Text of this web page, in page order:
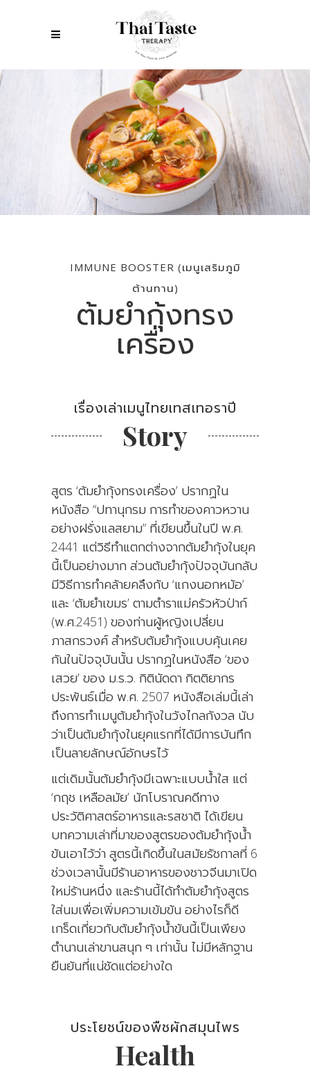
IMMUNE BOOSTER (เมนูเสริมภูมิ
ต้านทาน)
ต้มยำกุ้งทรง
เครื่อง
เรื่องเล่าเมนูไทยเทสเทอราปี
Story
สูตร ‘ต้มยำกุ้งทรงเครื่อง’ ปรากฏใน
หนังสือ “ปทานุกรม การทำของคาวหวาน
อย่างฝรั่งแลสยาม” ที่เขียนขึ้นในปี พ.ศ.
2441 แต่วิธีทำแตกต่างจากต้มยำกุ้งในยุค
นี้เป็นอย่างมาก ส่วนต้มยำกุ้งปัจจุบันกลับ
มีวิธีการทำคล้ายคลึงกับ ‘แกงนอกหม้อ’
และ ‘ต้มยำเขมร’ ตามตำราแม่ครัวหัวป่าก์
(พ.ศ.2451) ของท่านผู้หญิงเปลี่ยน
ภาสกรวงศ์ สำหรับต้มยำกุ้งแบบคุ้นเคย
กันในปัจจุบันนั้น ปรากฏในหนังสือ ‘ของ
เสวย’ ของ ม.ร.ว. กิตินัดดา กิตติยากร
ประพันธ์เมื่อ พ.ศ. 2507 หนังสือเล่มนี้เล่า
ถึงการทำเมนูต้มยำกุ้งในวังไกลกังวล นับ
ว่าเป็นต้มยำกุ้งในยุคแรกที่ได้มีการบันทึก
เป็นลายลักษณ์อักษรไว้
แต่เดิมนั้นต้มยำกุ้งมีเฉพาะแบบน้ำใส แต่
‘กฤช เหลือลมัย’ นักโบราณคดีทาง
ประวัติศาสตร์อาหารและรสชาติ ได้เขียน
บทความเล่าที่มาของสูตรของต้มยำกุ้งน้ำ
ข้นเอาไว้ว่า สูตรนี้เกิดขึ้นในสมัยรัชกาลที่ 6
ช่วงเวลานั้นมีร้านอาหารของชาวจีนมาเปิด
ใหม่ร้านหนึ่ง และร้านนี้ได้ทำต้มยำกุ้งสูตร
ใส่นมเพื่อเพิ่มความเข้มข้น อย่างไรก็ดี
เกร็ดเกี่ยวกับต้มยำกุ้งน้ำข้นนี้เป็นเพียง
ตำนานเล่าขานสนุก ๆ เท่านั้น ไม่มีหลักฐาน
ยืนยันที่แน่ชัดแต่อย่างใด
ประโยชน์ของพืชผักสมุนไพร
Health